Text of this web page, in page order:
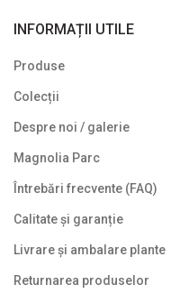
INFORMAȚII UTILE
Produse
Colecții
Despre noi / galerie
Magnolia Parc
Întrebări frecvente (FAQ)
Calitate și garanție
Livrare și ambalare plante
Returnarea produselor